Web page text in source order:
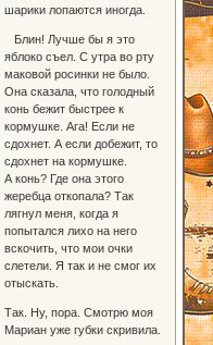
шарики лопаются иногда.
Блин! Лучше бы я это
яблоко съел. С утра во рту
маковой росинки не было.
Она сказала, что голодный
конь бежит быстрее к
кормушке. Ага! Если не
сдохнет. А если добежит, то
сдохнет на кормушке.
А конь? Где она этого
жеребца откопала? Так
лягнул меня, когда я
попытался лихо на него
вскочить, что мои очки
слетели. Я так и не смог их
отыскать.
Так. Ну, пора. Смотрю моя
Мариан уже губки скривила.